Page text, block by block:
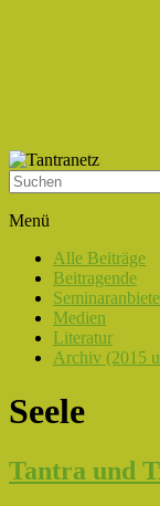
Liebe,
Eros
Tantra
Menü
Alle Beiträge
Beitragende
Medien
Literatur
Archiv (2015
Seele
Tantra und